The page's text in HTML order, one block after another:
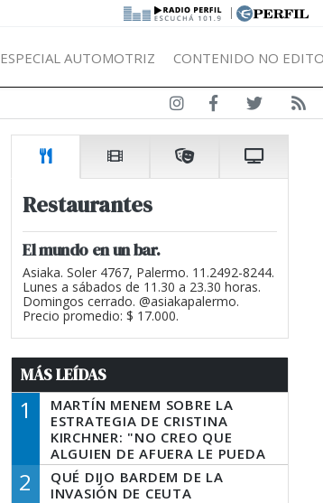
|
ESPECIAL AUTOMOTRIZ CONTENIDO NO
Restaurantes
El mundo en un bar.
Asiaka. Soler 4767, Palermo. 11.2492-8244.
Lunes a sábados de 11.30 a 23.30 horas.
Domingos cerrado. @asiakapalermo.
Precio promedio: $ 17.000.
MÁS LEÍDAS
1
MARTÍN MENEM SOBRE LA
ESTRATEGIA DE CRISTINA
KIRCHNER: "NO CREO QUE
ALGUIEN DE AFUERA LE PUEDA
DECIR A LA JUSTICIA LO QUE
TIENE QUE HACER"
2
QUÉ DIJO BARDEM DE LA
INVASIÓN DE CEUTA